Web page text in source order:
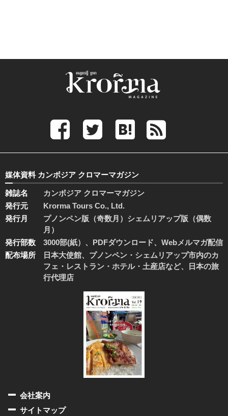
媒体資料 カンボジア クロマーマガジン
雑誌名
カンボジア クロマーマガジン
発行元
Krorma Tours Co., Ltd.
発行月
プノンペン版（奇数月）シェムリアップ版（偶数
月）
発行部数
3000部(紙）、PDFダウンロード、Webメルマガ配信
配布場所
日本大使館、プノンペン・シェムリアップ市内のカ
フェ・レストラン・ホテル・土産店など、日本の旅
行代理店
会社案内
サイトマップ